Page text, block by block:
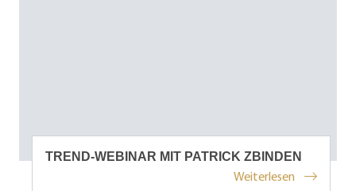
TREND-WEBINAR MIT PATRICK ZBINDEN
Weiterlesen